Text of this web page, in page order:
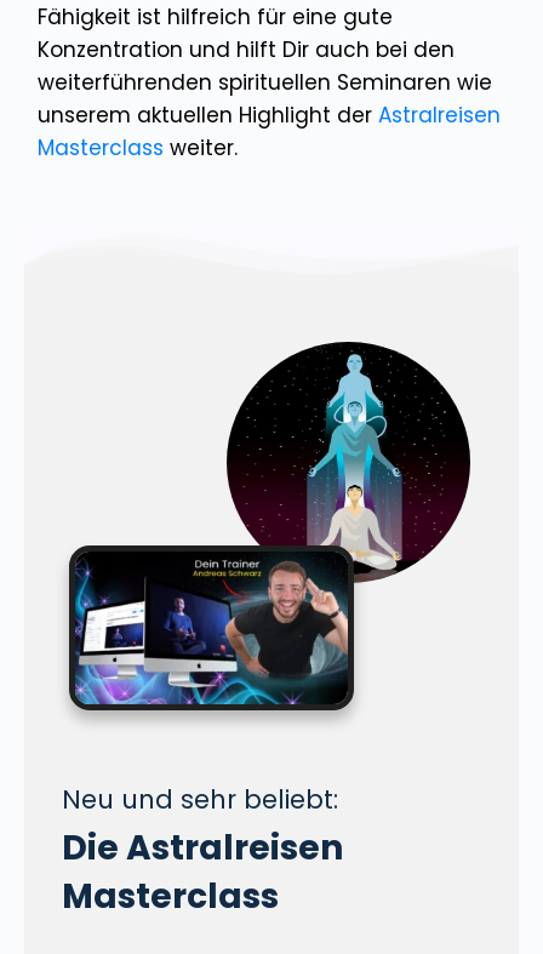
Fähigkeit ist hilfreich für eine gute
Konzentration und hilft Dir auch bei den
weiterführenden spirituellen Seminaren wie
unserem aktuellen Highlight der Astralreisen
Masterclass weiter.
Neu und sehr beliebt:
Die Astralreisen
Masterclass